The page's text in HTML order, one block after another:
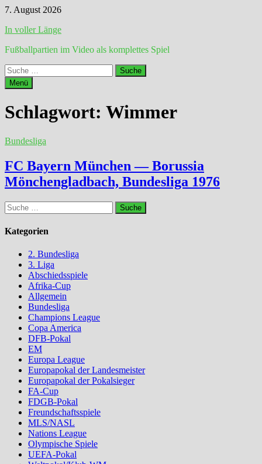
Zum
springen
7. August 2026
In voller Länge
Fußballpartien im Video als komplettes Spiel
Suche
nach:
Menü
Schlagwort: Wimmer
Bundesliga
FC Bayern München — Borussia
Mönchengladbach, Bundesliga 1976
Suche
nach:
Kategorien
2. Bundesliga
3. Liga
Abschiedsspiele
Afrika-Cup
Allgemein
Bundesliga
Champions League
Copa America
DFB-Pokal
EM
Europa League
Europapokal der Landesmeister
Europapokal der Pokalsieger
FA-Cup
FDGB-Pokal
Freundschaftsspiele
MLS/NASL
Nations League
Olympische Spiele
UEFA-Pokal